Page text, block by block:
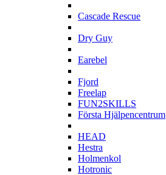
Cascade Rescue
Dry Guy
Earebel
Fjord
Freelap
FUN2SKILLS
Första Hjälpencentrum
HEAD
Hestra
Holmenkol
Hotronic